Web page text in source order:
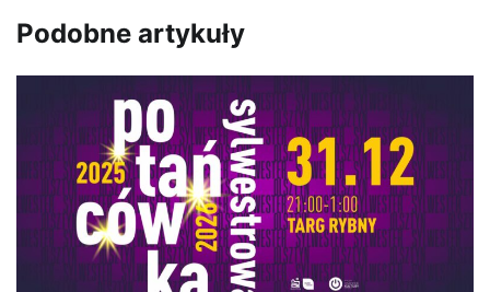
Podobne artykuły